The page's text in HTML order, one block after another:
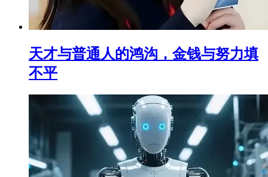
天才与普通人的鸿沟，金钱与努力填
不平